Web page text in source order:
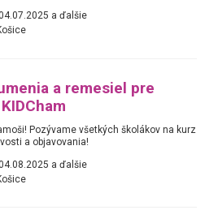
a ďalšie
a remesiel pre
Pozývame všetkých školákov na kurz
a objavovania!
a ďalšie